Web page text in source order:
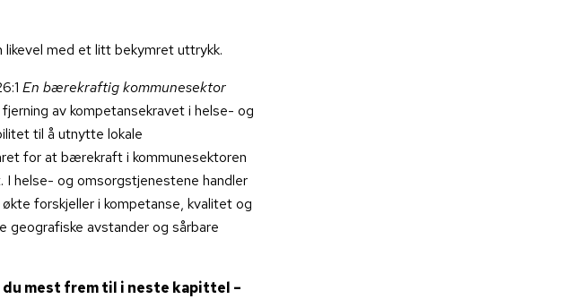
med et litt bekymret uttrykk.
En bærekraftig kommunesektor
av kompetansekravet i helse- og
til å utnytte lokale
for at bærekraft i kommunesektoren
I helse- og omsorgstjenestene handler
forskjeller i kompetanse, kvalitet og
geografiske avstander og sårbare
mest frem til i neste kapittel –